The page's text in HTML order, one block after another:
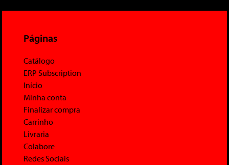
Páginas
Catálogo
ERP Subscription
Início
Minha conta
Finalizar compra
Carrinho
Livraria
Colabore
Redes Sociais